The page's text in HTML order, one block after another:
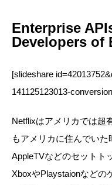
Enterprise
Developers of
[slideshare
141125123013-
Netflixはアメリカでは超
もアメリカに住んでいた
AppleTVなどのセットト
XboxやPlaystaionなどの